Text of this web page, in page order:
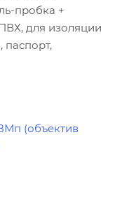
пробка +
для изоляции
паспорт,
(объектив